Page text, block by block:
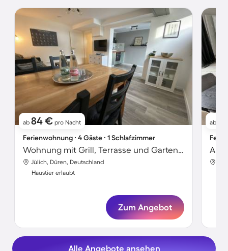
ab 84 € pro Nacht
Ferienwohnung ∙ 4 Gäste ∙ 1 Schlafzimmer
Wohnung mit Grill, Terrasse und Garten | Gartenblick
Jülich, Düren, Deutschland
Haustier erlaubt
Zum Angebot
ab
Alle Angebote ansehen